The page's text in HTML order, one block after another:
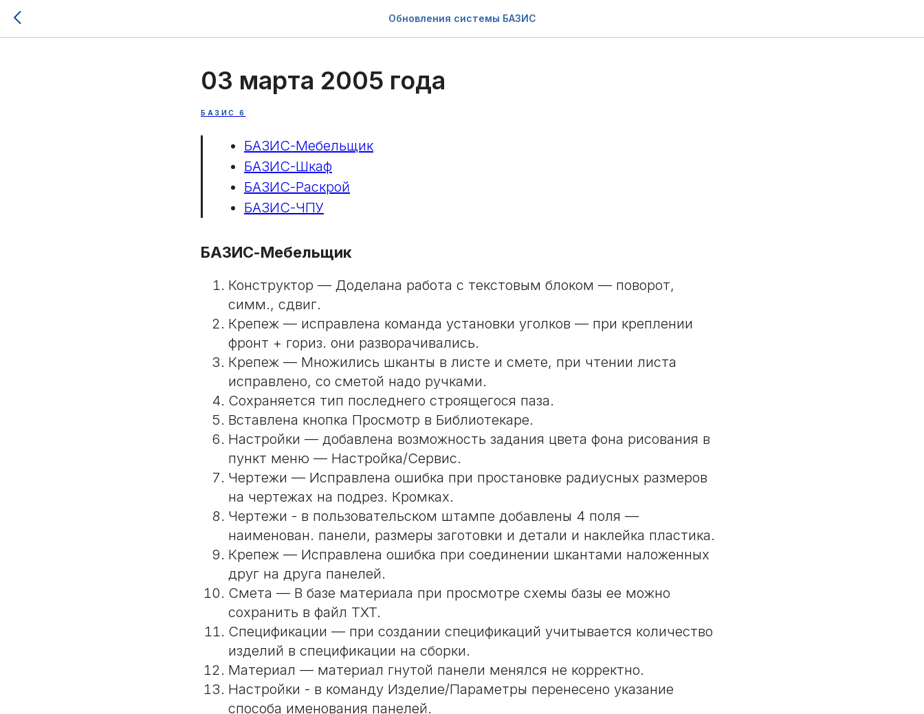
Обновления системы БАЗИС
03 марта 2005 года
БАЗИС 6
БАЗИС-Мебельщик
БАЗИС-Шкаф
БАЗИС-Раскрой
БАЗИС-ЧПУ
БАЗИС-Мебельщик
Конструктор — Доделана работа с текстовым блоком — поворот,
симм., сдвиг.
Крепеж — исправлена команда установки уголков — при креплении
фронт + гориз. они разворачивались.
Крепеж — Множились шканты в листе и смете, при чтении листа
исправлено, со сметой надо ручками.
Сохраняется тип последнего строящегося паза.
Вставлена кнопка Просмотр в Библиотекаре.
Настройки — добавлена возможность задания цвета фона рисования в
пункт меню — Настройка/Сервис.
Чертежи — Исправлена ошибка при простановке радиусных размеров
на чертежах на подрез. Кромках.
Чертежи - в пользовательском штампе добавлены 4 поля —
наименован. панели, размеры заготовки и детали и наклейка пластика.
Крепеж — Исправлена ошибка при соединении шкантами наложенных
друг на друга панелей.
Смета — В базе материала при просмотре схемы базы ее можно
сохранить в файл TXT.
Спецификации — при создании спецификаций учитывается количество
изделий в спецификации на сборки.
Материал — материал гнутой панели менялся не корректно.
Настройки - в команду Изделие/Параметры перенесено указание
способа именования панелей.